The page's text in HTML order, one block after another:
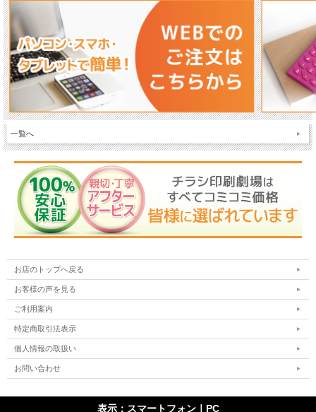
一覧へ
お店のトップへ戻る
お客様の声を見る
ご利用案内
特定商取引法表示
個人情報の取扱い
お問い合わせ
表示：スマートフォン｜ PC